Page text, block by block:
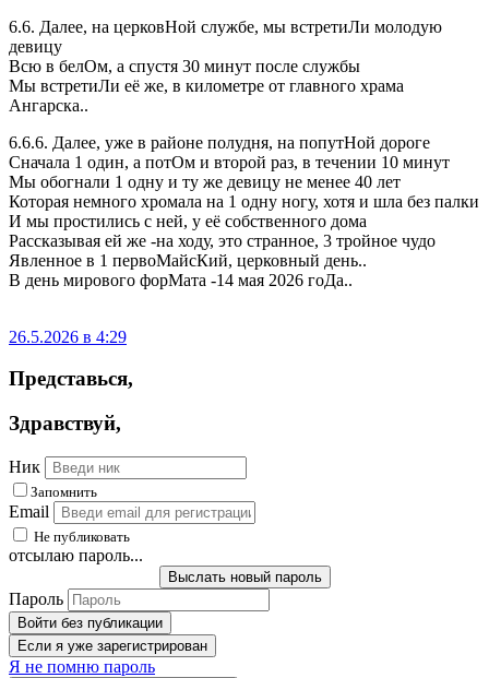
6.6. Далее, на церковНой службе, мы встретиЛи молодую
девицу
Всю в белОм, а спустя 30 минут после службы
Мы встретиЛи её же, в километре от главного храма
Ангарска..
6.6.6. Далее, уже в районе полудня, на попутНой дороге
Сначала 1 один, а потОм и второй раз, в течении 10 минут
Мы обогнали 1 одну и ту же девицу не менее 40 лет
Которая немного хромала на 1 одну ногу, хотя и шла без палки
И мы простились с ней, у её собственного дома
Рассказывая ей же -на ходу, это странное, 3 тройное чудо
Явленное в 1 первоМайсКий, церковный день..
В день мирового форМата -14 мая 2026 гоДа..
26.5.2026 в 4:29
Представься,
Здравствуй,
Ник
Запомнить
Email
Не публиковать
отсылаю пароль...
Выслать новый пароль
Пароль
Войти без публикации
Если я уже зарегистрирован
Я не помню пароль